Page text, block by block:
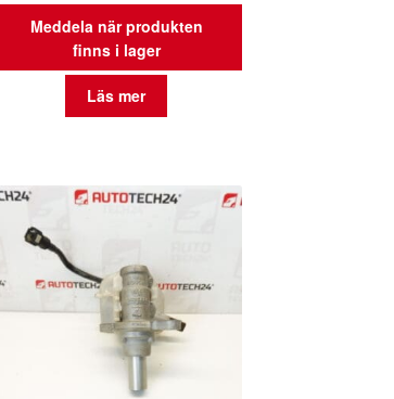
Meddela när produkten
finns i lager
Läs mer